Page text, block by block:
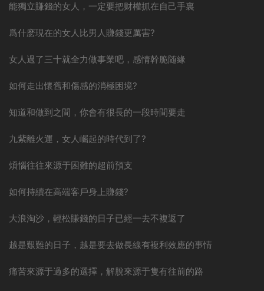
能獨立賺錢的女人，一定要把财權抓在自己手裏
爲什麽現在的女人比男人賺錢更厲害?
女人過了三十就全力做事業吧，感情幹脆随緣
如何走出懷舊和傷感的消極困境?
知道和做到之間，你會有很長的一段時間要走
九紫離火運，女人崛起的時代到了?
煩惱往往來源于困難的超前預支
如何持續在高端客戶身上賺錢?
大浪淘沙，輕松賺錢的日子已經一去不複返了
越是艱難的日子，越是要去做長線有複利效應的事情
痛苦來源于過多的選擇，解脫來源于隻有往前的路